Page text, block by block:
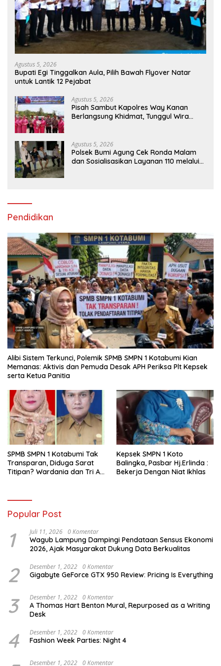
Agustus 5, 2026
Bupati Egi Tinggalkan Aula, Pilih Bawah Flyover Natar
untuk Lantik 12 Pejabat
Agustus 5, 2026
Pisah Sambut Kapolres Way Kanan
Berlangsung Khidmat, Tunggul Wira
Agustus 5, 2026
Polsek Bumi Agung Cek Ronda Malam
dan Sosialisasikan Layanan 110 melalui
Pendidikan
Alibi Sistem Terkunci, Polemik SPMB SMPN 1 Kotabumi Kian
Memanas: Aktivis dan Pemuda Desak APH Periksa Plt Kepsek
serta Ketua Panitia
SPMB SMPN 1 Kotabumi Tak
Transparan, Diduga Sarat
Titipan? Wardania dan Tri Aji
Kepsek SMPN 1 Koto
Balingka, Pasbar Hj.Erlinda :
Bekerja Dengan Niat Ikhlas
Popular Post
1 Juli 11, 2026 0 Komentar
Wagub Lampung Dampingi Pendataan Sensus Ekonomi
2026, Ajak Masyarakat Dukung Data Berkualitas
2 Desember 1, 2022 0 Komentar
Gigabyte GeForce GTX 950 Review: Pricing Is Everything
3 Desember 1, 2022 0 Komentar
A Thomas Hart Benton Mural, Repurposed as a Writing
Desk
4 Desember 1, 2022 0 Komentar
Fashion Week Parties: Night 4
Desember 1, 2022 0 Komentar